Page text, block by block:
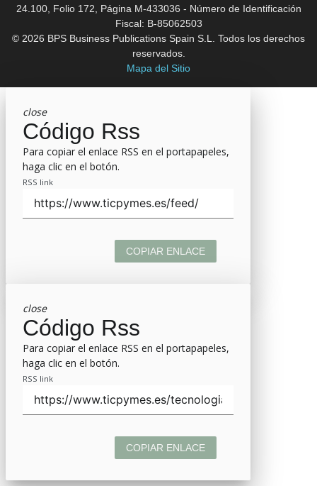
24.100, Folio 172, Página M-433036 - Número de Identificación
Fiscal: B-85062503
© 2026 BPS Business Publications Spain S.L. Todos los derechos
reservados.
Mapa del Sitio
close
Código Rss
Para copiar el enlace RSS en el portapapeles,
haga clic en el botón.
RSS link
COPIAR ENLACE
close
Código Rss
Para copiar el enlace RSS en el portapapeles,
haga clic en el botón.
RSS link
COPIAR ENLACE